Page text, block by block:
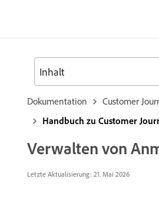
Dokumentation
Customer
Handbuch zu Customer
Verwalten von
Letzte Aktualisierung: 21. Mai 2026
Inhalt